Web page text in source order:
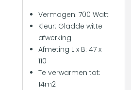
Vermogen: 700 Watt
Kleur: Gladde witte
afwerking
Afmeting L x B: 47 x
110
Te verwarmen tot:
14m2